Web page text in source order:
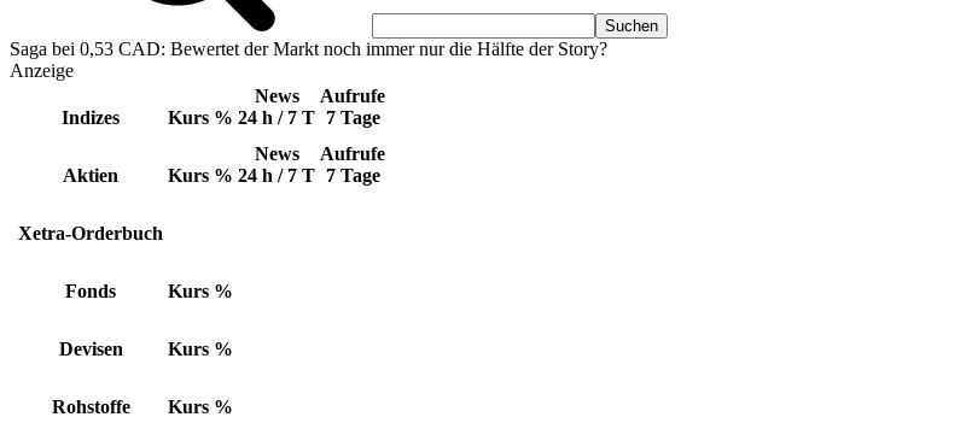
Saga bei 0,53 CAD: Bewertet der Markt noch immer nur die Hälfte der Story?
Anzeige
Indizes Kurs %
News
24 h / 7 T
Aufrufe
7 Tage
Aktien Kurs %
News
24 h / 7 T
Aufrufe
7 Tage
Xetra-Orderbuch
Fonds Kurs %
Devisen Kurs %
Rohstoffe Kurs %